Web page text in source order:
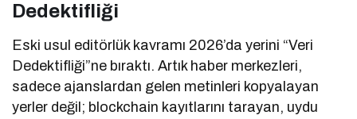
Dedektifliği
Eski usul editörlük kavramı 2026’da yerini “Veri
Dedektifliği”ne bıraktı. Artık haber merkezleri,
sadece ajanslardan gelen metinleri kopyalayan
yerler değil; blockchain kayıtlarını tarayan, uydu